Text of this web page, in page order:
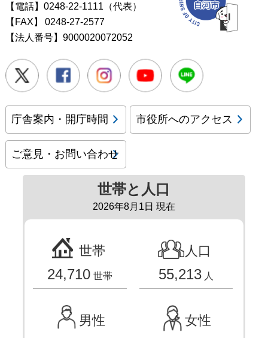
【電話】0248-22-1111（代表）
【FAX】
0248-27-2577
【法人番号】9000020072052
Twitter FacebookInstagramYoutube
庁舎案内・開庁時間 市役所へのアクセス
ご意見・お問い合わせ
世帯と人口
2026年8月1日 現在
世帯
24,710 世帯
人口
55,213 人
男性 女性